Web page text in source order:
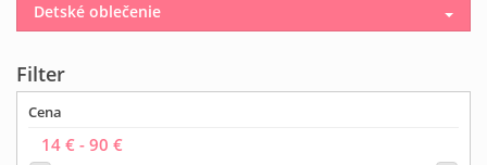
Detské oblečenie
Filter
Cena